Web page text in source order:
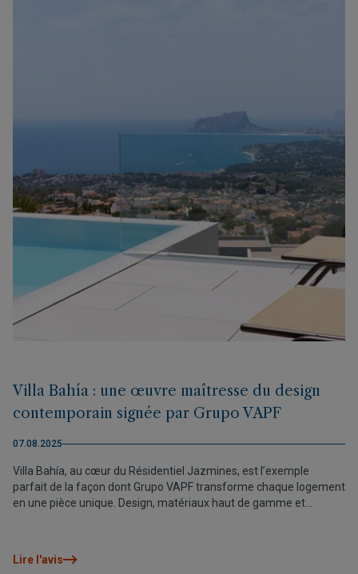
Villa Bahía : une œuvre maîtresse du design
contemporain signée par Grupo VAPF
07.08.2025
Villa Bahía, au cœur du Résidentiel Jazmines, est l’exemple
parfait de la façon dont Grupo VAPF transforme chaque logement
en une pièce unique. Design, matériaux haut de gamme et
Lire l'avis